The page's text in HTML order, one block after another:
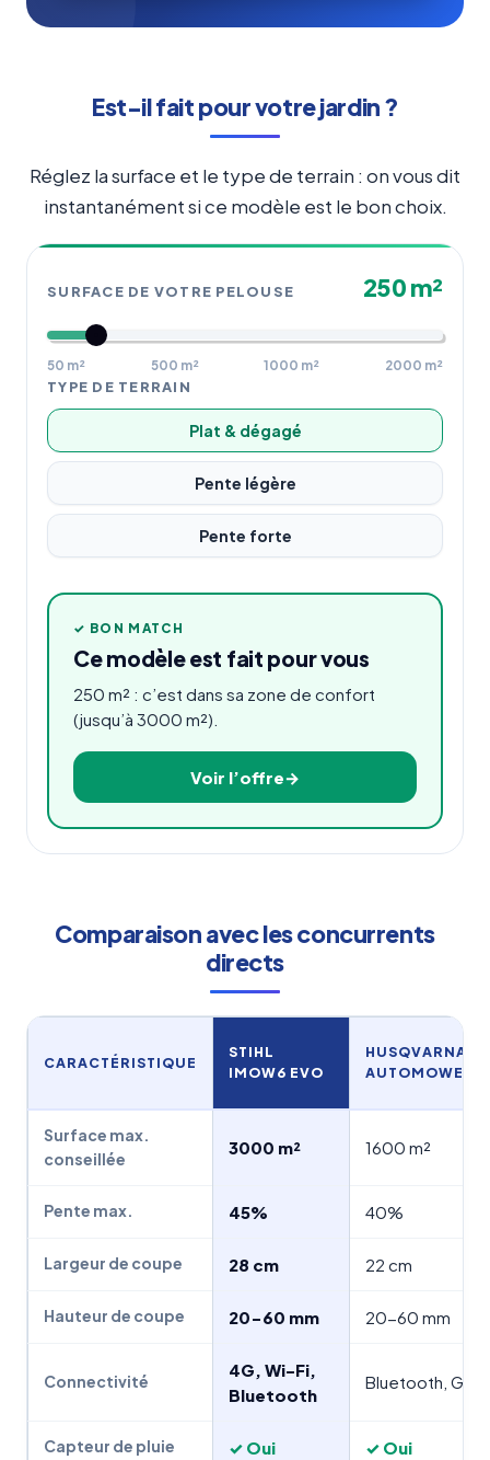
Est-il fait pour votre jardin ?
Réglez la surface et le type de terrain : on vous dit
instantanément si ce modèle est le bon choix.
SURFACE DE VOTRE PELOUSE 250 m²
50 m² 500 m² 1000 m² 2000 m²
TYPE DE TERRAIN
Plat & dégagé
Pente légère
Pente forte
✓ BON MATCH
Ce modèle est fait pour vous
250 m² : c’est dans sa zone de confort
(jusqu’à 3000 m²).
Voir l’offre
Comparaison avec les concurrents
directs
CARACTÉRISTIQUE
STIHL
IMOW6 EVO
HUSQVARNA
AUTOMOWER
Surface max.
conseillée
3000 m² 1600 m²
Pente max. 45% 40%
Largeur de coupe 28 cm 22 cm
Hauteur de coupe 20-60 mm 20-60 mm
Connectivité
4G, Wi-Fi,
Bluetooth
Bluetooth, GPS
Capteur de pluie ✓ Oui ✓ Oui